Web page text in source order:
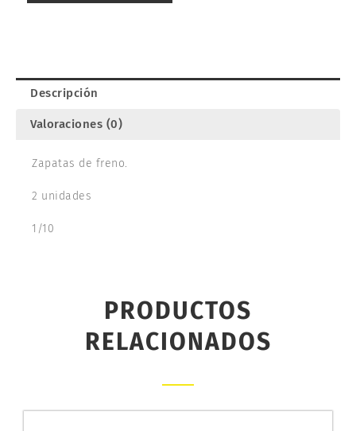
Descripción
Valoraciones (0)
Zapatas de freno.
2 unidades
1/10
PRODUCTOS
RELACIONADOS